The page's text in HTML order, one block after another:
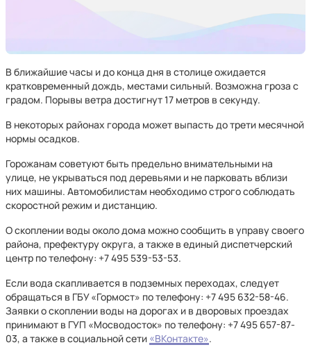
В ближайшие часы и до конца дня в столице ожидается
кратковременный дождь, местами сильный. Возможна гроза с
градом. Порывы ветра достигнут 17 метров в секунду.
В некоторых районах города может выпасть до трети месячной
нормы осадков.
Горожанам советуют быть предельно внимательными на
улице, не укрываться под деревьями и не парковать вблизи
них машины. Автомобилистам необходимо строго соблюдать
скоростной режим и дистанцию.
О скоплении воды около дома можно сообщить в управу своего
района, префектуру округа, а также в единый диспетчерский
центр по телефону: +7 495 539-53-53.
Если вода скапливается в подземных переходах, следует
обращаться в ГБУ «Гормост» по телефону: +7 495 632-58-46.
Заявки о скоплении воды на дорогах и в дворовых проездах
принимают в ГУП «Мосводосток» по телефону: +7 495 657-87-
03, а также в социальной сети «ВКонтакте».